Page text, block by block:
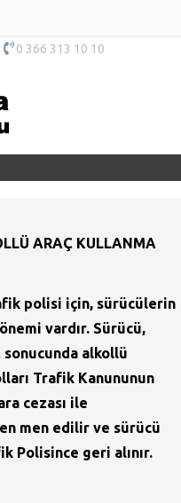
0 366 313 10 10
ARAÇ KULLANMA
polisi için, sürücülerin
vardır. Sürücü,
alkollü
Trafik Kanununun
cezası ile
men edilir ve sürücü
Polisince geri alınır.